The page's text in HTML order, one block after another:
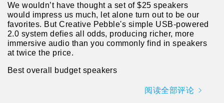
We wouldn’t have thought a set of $25 speakers
would impress us much, let alone turn out to be our
favorites. But Creative Pebble's simple USB-powered
2.0 system defies all odds, producing richer, more
immersive audio than you commonly find in speakers
at twice the price.
Best overall budget speakers
阅读全部评论